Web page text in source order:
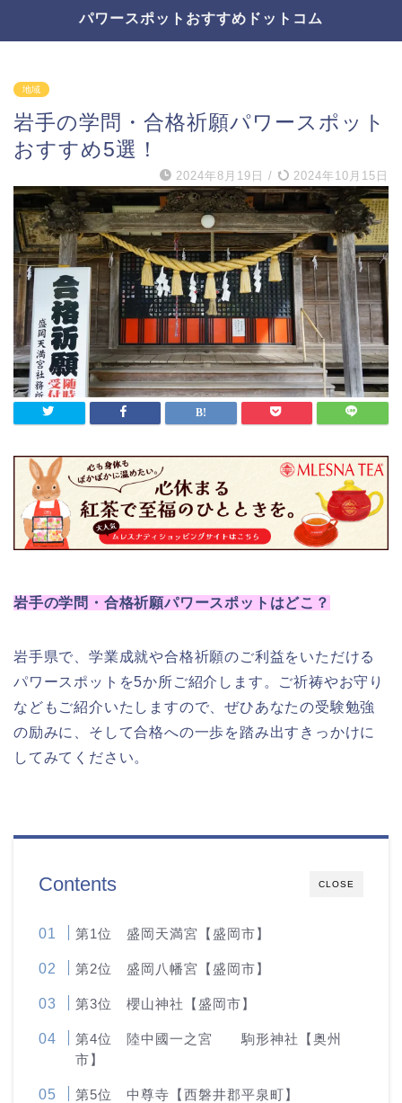
パワースポットおすすめドットコム
地域
岩手の学問・合格祈願パワースポット
おすすめ5選！
2024年8月19日 / 2024年10月15日
岩手の学問・合格祈願パワースポットはどこ？
岩手県で、学業成就や合格祈願のご利益をいただける
パワースポットを5か所ご紹介します。ご祈祷やお守り
などもご紹介いたしますので、ぜひあなたの受験勉強
の励みに、そして合格への一歩を踏み出すきっかけに
してみてください。
CLOSE
Contents
第1位 盛岡天満宮【盛岡市】
第2位 盛岡八幡宮【盛岡市】
第3位 櫻山神社【盛岡市】
第4位 陸中國一之宮 駒形神社【奥州
市】
第5位 中尊寺【西磐井郡平泉町】